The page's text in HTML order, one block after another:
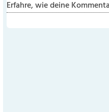
Erfahre, wie deine